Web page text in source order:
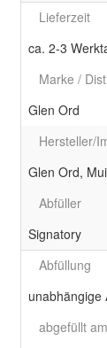
Lieferzeit
ca. 2-3
Marke /
Glen Ord
Hersteller/
Glen Ord,
Abfüller
Signatory
Abfüllung
unabhängige
abgefüllt am